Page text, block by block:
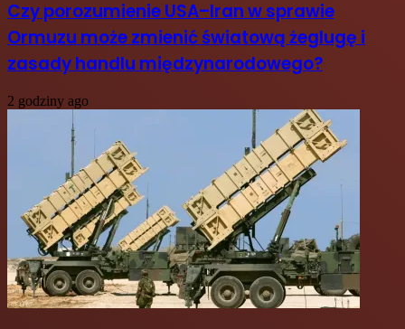
Czy porozumienie USA–Iran w sprawie
Ormuzu może zmienić światową żeglugę i
zasady handlu międzynarodowego?
2 godziny ago